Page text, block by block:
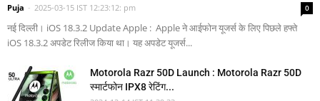
Puja - 2025-03-15 IST 12:23:12: pm 0
नई दिल्ली। iOS 18.3.2 Update Apple : Apple ने आईफोन यूजर्स के लिए पिछले हफ्ते
iOS 18.3.2 अपडेट रिलीज किया था। यह अपडेट यूजर्स...
Motorola Razr 50D Launch : Motorola Razr 50D
स्मार्टफोन IPX8 रेटिंग...